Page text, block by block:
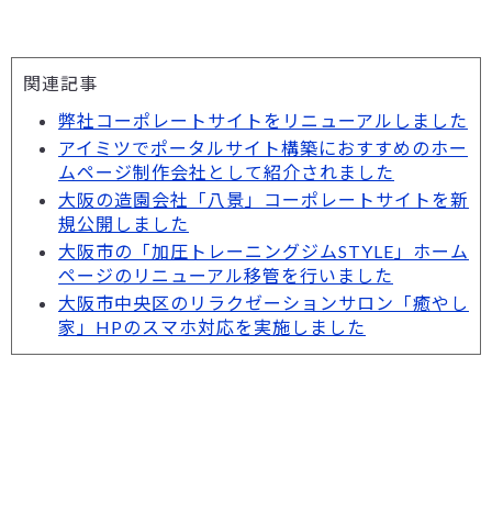
関連記事
弊社コーポレートサイトをリニューアルしました
アイミツでポータルサイト構築におすすめのホー
ムページ制作会社として紹介されました
大阪の造園会社「八景」コーポレートサイトを新
規公開しました
大阪市の「加圧トレーニングジムSTYLE」ホーム
ページのリニューアル移管を行いました
大阪市中央区のリラクゼーションサロン「癒やし
家」HPのスマホ対応を実施しました